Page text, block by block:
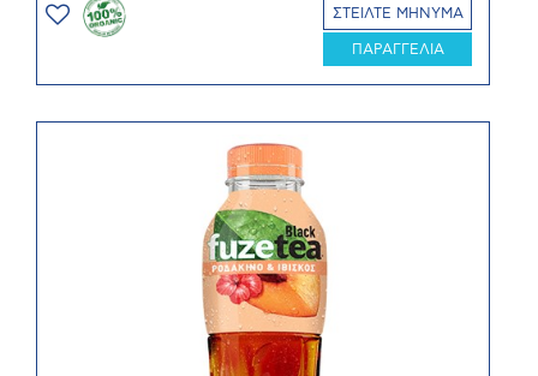
ΣΤΕΙΛΤΕ ΜΗΝΥΜΑ
ΠΑΡΑΓΓΕΛΙΑ